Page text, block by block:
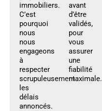
immobiliers.
C’est
pourquoi
nous
nous
engageons
à
respecter
scrupuleusement
les
délais
annoncés.
avant
d’être
validés,
pour
vous
assurer
une
fiabilité
maximale.